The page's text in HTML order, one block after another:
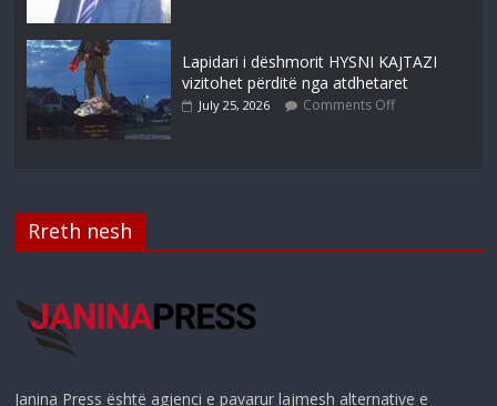
Lapidari i dëshmorit HYSNI KAJTAZI
vizitohet përditë nga atdhetaret
July 25, 2026 Comments Off
Rreth nesh
Janina Press është agjenci e pavarur lajmesh alternative e